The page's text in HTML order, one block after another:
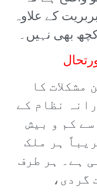
کے علاوہ
بھی نہیں۔
کا
نظام کے
کم و بیش
ہر ملک
ہے۔ ہر طرف
گردی،